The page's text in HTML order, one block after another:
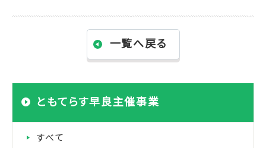
一覧へ戻る
ともてらす早良主催事業
すべて